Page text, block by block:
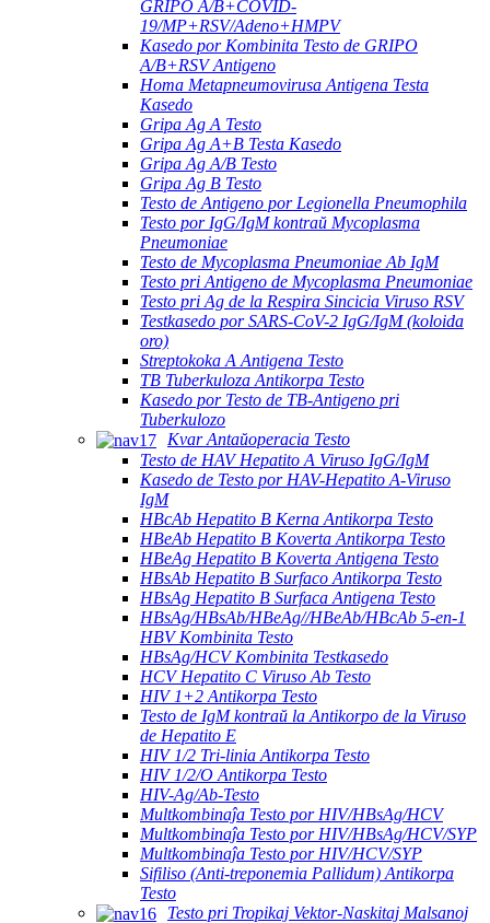
GRIPO A/B+COVID-
19/MP+RSV/Adeno+HMPV
Kasedo por Kombinita Testo de GRIPO
A/B+RSV Antigeno
Homa Metapneumovirusa Antigena Testa
Kasedo
Gripa Ag A Testo
Gripa Ag A+B Testa Kasedo
Gripa Ag A/B Testo
Gripa Ag B Testo
Testo de Antigeno por Legionella Pneumophila
Testo por IgG/IgM kontraŭ Mycoplasma
Pneumoniae
Testo de Mycoplasma Pneumoniae Ab IgM
Testo pri Antigeno de Mycoplasma Pneumoniae
Testo pri Ag de la Respira Sincicia Viruso RSV
Testkasedo por SARS-CoV-2 IgG/IgM (koloida
oro)
Streptokoka A Antigena Testo
TB Tuberkuloza Antikorpa Testo
Kasedo por Testo de TB-Antigeno pri
Tuberkulozo
Kvar Antaŭoperacia Testo
Testo de HAV Hepatito A Viruso IgG/IgM
Kasedo de Testo por HAV-Hepatito A-Viruso
IgM
HBcAb Hepatito B Kerna Antikorpa Testo
HBeAb Hepatito B Koverta Antikorpa Testo
HBeAg Hepatito B Koverta Antigena Testo
HBsAb Hepatito B Surfaco Antikorpa Testo
HBsAg Hepatito B Surfaca Antigena Testo
HBsAg/HBsAb/HBeAg//HBeAb/HBcAb 5-en-1
HBV Kombinita Testo
HBsAg/HCV Kombinita Testkasedo
HCV Hepatito C Viruso Ab Testo
HIV 1+2 Antikorpa Testo
Testo de IgM kontraŭ la Antikorpo de la Viruso
de Hepatito E
HIV 1/2 Tri-linia Antikorpa Testo
HIV 1/2/O Antikorpa Testo
HIV-Ag/Ab-Testo
Multkombinaĵa Testo por HIV/HBsAg/HCV
Multkombinaĵa Testo por HIV/HBsAg/HCV/SYP
Multkombinaĵa Testo por HIV/HCV/SYP
Sifiliso (Anti-treponemia Pallidum) Antikorpa
Testo
Testo pri Tropikaj Vektor-Naskitaj Malsanoj